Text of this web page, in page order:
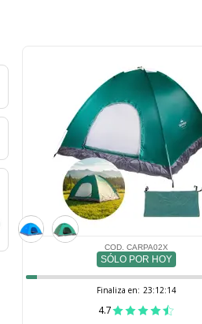
COD. CARPA02X
SÓLO POR HOY
Finaliza en: 23:12:14
4.7